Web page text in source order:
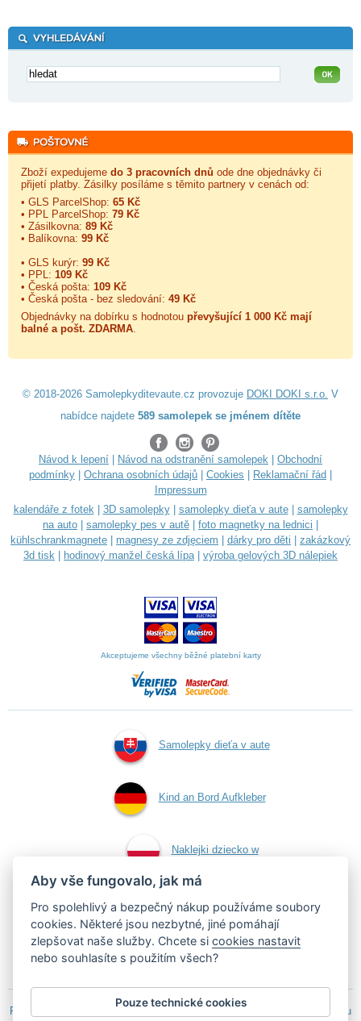
Zboží expedujeme do 3 pracovních dnů ode dne objednávky či
přijetí platby. Zásilky posíláme s těmito partnery v cenách od:
• GLS ParcelShop: 65 Kč
• PPL ParcelShop: 79 Kč
• Zásilkovna: 89 Kč
• Balíkovna: 99 Kč
• GLS kurýr: 99 Kč
• PPL: 109 Kč
• Česká pošta: 109 Kč
• Česká pošta - bez sledování: 49 Kč
Objednávky na dobírku s hodnotou převyšující 1 000 Kč mají
balné a pošt. ZDARMA.
© 2018-2026 Samolepkyditevaute.cz provozuje DOKI DOKI s.r.o. V
nabídce najdete 589 samolepek se jménem dítěte
Návod k lepení Návod na odstranění samolepek
Obchodní
podmínky
Ochrana osobních údajů Cookies Reklamační řád
Impressum
kalendáře z fotek| 3D samolepky| samolepky dieťa v aute| samolepky
na auto
samolepky pes v autě foto magnetky na lednici
kühlschrankmagnete
magnesy ze zdjęciem dárky pro děti
zakázkový
3d tisk
hodinový manžel česká lípa| výroba gelových 3D nálepiek
Akceptujeme všechny běžné platební karty
Samolepky dieťa v aute
Kind an Bord Aufkleber
Naklejki dziecko w
aucie
Samolepky dítě v autě
Podle zákona o evidenci tržeb je prodávající povinen vystavit kupujícímu
Aby vše fungovalo, jak má
Pro spolehlivý a bezpečný nákup používáme soubory
cookies. Některé jsou nezbytné, jiné pomáhají
zlepšovat naše služby. Chcete sicookies nastavit
nebo souhlasíte s použitím všech?
Pouze technické cookies